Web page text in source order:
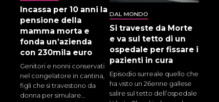
Incassa per 10 anni la
pensione della
mamma morta e
fonda un’azienda
con 230mila euro
Genitori e nonni conservati
nel congelatore in cantina,
figli che si travestono da
donna per simulare...
DAL MONDO
Si traveste da Morte
e va sul tetto di un
ospedale per fissare i
pazienti in cura
Episodio surreale quello che
ha visto un 26enne gallese
salire sul tetto dell’ospedale